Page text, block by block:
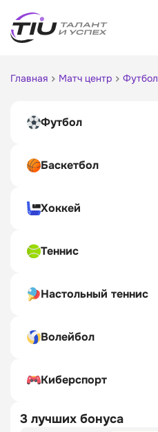
Главная Матч центр Футбол
Футбол
Баскетбол
Хоккей
Теннис
Настольный теннис
Волейбол
Киберспорт
3 лучших бонуса